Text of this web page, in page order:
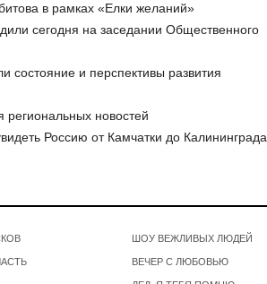
в рамках «Елки желаний»
сегодня на заседании Общественного
и перспективы развития
новостей
Россию от Камчатки до Калининграда
ШОУ ВЕЖЛИВЫХ ЛЮДЕЙ
ВЕЧЕР С ЛЮБОВЬЮ